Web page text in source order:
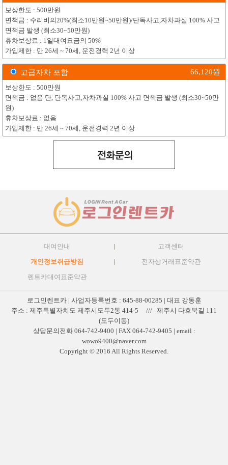
보상한도 : 500만원
면책금 : 수리비의20%(최소10만원~50만원)/단독사고,자차과실 100% 사고
면책금 발생 (최소30~50만원)
휴차보상료 : 1일대여요금의 50%
가입제한 : 만 26세 ~ 70세, 운전경력 2년 이상
고급자차 포함 66,120원
보상한도 : 500만원
면책금 : 없음 단, 단독사고,자차과실 100% 사고 면책금 발생 (최소30~50만
원)
휴차보상료 : 없음
가입제한 : 만 26세 ~ 70세, 운전경력 2년 이상
대여안내 고객센터
개인정보취급방침 전자상거래표준약관
렌트카대여표준약관
로그인렌트카 | 사업자등록번호 : 645-88-00285 | 대표 강동훈
주소 : 제주특별자치도 제주시도두2동 414-5 /// 제주시 다호북길 111
(도두이동)
상담문의전화 064-742-9400 | FAX 064-742-9405 | email :
wowo9400@naver.com
Copyright © 2016 All Rights Reserved.